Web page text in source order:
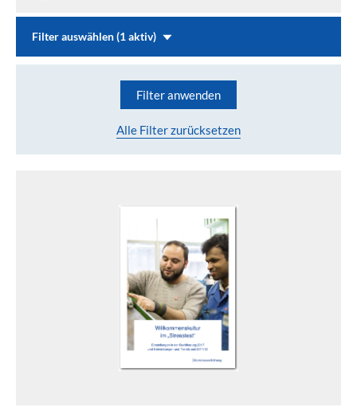
Filter auswählen (1 aktiv)
Filter anwenden
Alle Filter zurücksetzen